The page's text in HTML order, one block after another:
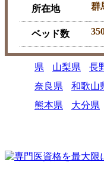
所在地 群
ベッド数
県
山梨県 長
奈良県
和歌山
熊本県
大分県